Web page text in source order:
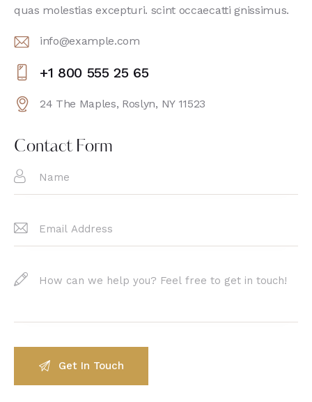
quas molestias excepturi. scint occaecatti gnissimus.
E-
m
ail
info@example.com
Ph
on
+1 800 555 25 65
dr
es
s:
24 The Maples, Roslyn, NY 11523
Contact Form